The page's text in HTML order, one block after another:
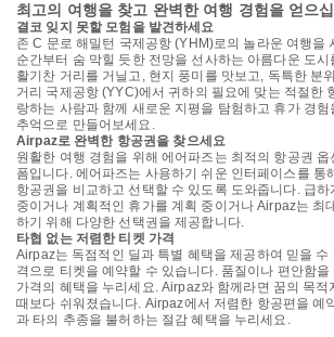
최고의 여행을 찾고 완벽한 여행 경험을 얻으
결코 잊지 못할 모험을 발견하세요
존 C 문로 해밀턴 국제공항 (YHM)로의 놀라운 여행을
순간부터 숨 막힐 듯한 전망을 선사하는 아름다운 도
활기찬 거리를 거닐고, 현지 풍미를 맛보고, 독특한 분
거리 국제공항 (YYC)에서 귀하의 필요에 맞는 적절한
랑하는 사람과 함께 새로운 지평을 탐험하고 휴가 경
추억으로 만들어보세요.
Airpaz로 완벽한 항공권을 찾으세요
원활한 여행 경험을 위해 에어파즈는 최적의 항공권
폼입니다. 에어파즈는 사용하기 쉬운 인터페이스를 통
항공권을 비교하고 선택할 수 있도록 도와줍니다. 급하
중이거나 계획적인 휴가를 계획 중이거나 Airpaz는 최
하기 위해 다양한 선택권을 제공합니다.
타협 없는 저렴한 티켓 가격
Airpaz는 독점적인 딜과 특별 혜택을 제공하여 믿을 수
격으로 티켓을 예약할 수 있습니다. 품질이나 편안함을
가격의 혜택을 누리세요. Airpaz와 함께라면 꿈의 목적
때보다 쉬워졌습니다. Airpaz에서 저렴한 항공편을 예
과 타의 추종을 불허하는 절감 혜택을 누리세요.